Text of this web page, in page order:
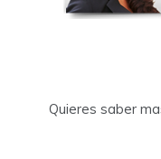
Quieres saber